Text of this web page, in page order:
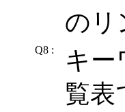
のリ
Q8 :
キー
覧表